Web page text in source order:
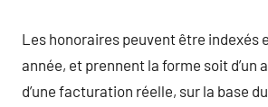
Les honoraires peuvent être indexés
année, et prennent la forme soit d’un
d’une facturation réelle, sur la base